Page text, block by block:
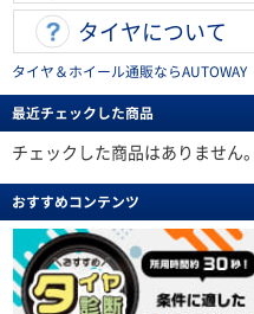
タイヤについて
タイヤ＆ホイール通販ならAUTOWAY
最近チェックした商品
チェックした商品はありません。
おすすめコンテンツ